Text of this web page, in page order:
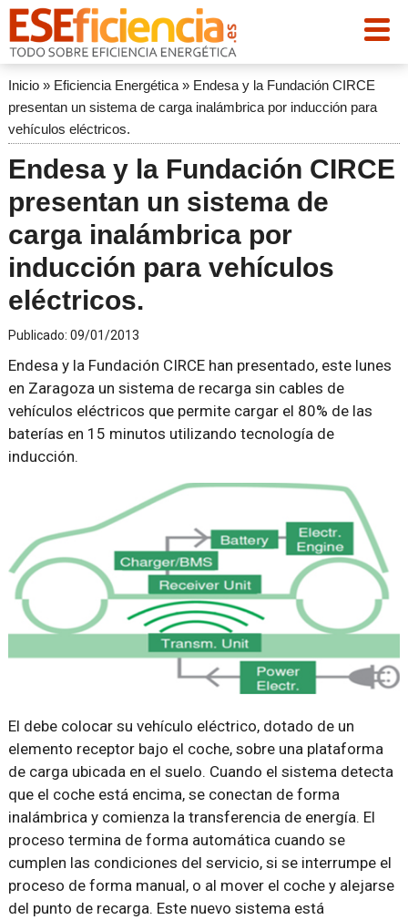
Inicio» Eficiencia Energética» Endesa y la Fundación CIRCE
presentan un sistema de carga inalámbrica por inducción para
vehículos eléctricos.
Endesa y la Fundación CIRCE
presentan un sistema de
carga inalámbrica por
inducción para vehículos
eléctricos.
Publicado: 09/01/2013
Endesa y la Fundación CIRCE han presentado, este lunes
en Zaragoza un sistema de recarga sin cables de
vehículos eléctricos que permite cargar el 80% de las
baterías en 15 minutos utilizando tecnología de
inducción.
El debe colocar su vehículo eléctrico, dotado de un
elemento receptor bajo el coche, sobre una plataforma
de carga ubicada en el suelo. Cuando el sistema detecta
que el coche está encima, se conectan de forma
inalámbrica y comienza la transferencia de energía. El
proceso termina de forma automática cuando se
cumplen las condiciones del servicio, si se interrumpe el
proceso de forma manual, o al mover el coche y alejarse
del punto de recarga. Este nuevo sistema está